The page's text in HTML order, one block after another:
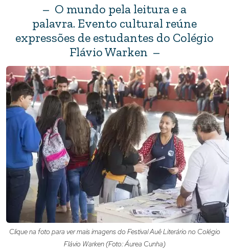
– O mundo pela leitura e a
palavra. Evento cultural reúne
expressões de estudantes do Colégio
Flávio Warken –
Clique na foto para ver mais imagens do Festival Auê Literário no Colégio
Flávio Warken (Foto: Áurea Cunha)